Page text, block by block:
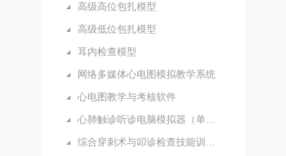
高级高位包扎模型
高级低位包扎模型
耳内检查模型
网络多媒体心电图模拟教学系统
心电图教学与考核软件